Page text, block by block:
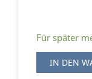
Für später
IN DEN